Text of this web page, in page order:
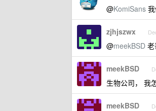
@KomiSans
zjhjszwx
@meekBSD
meekBSD
生物公司， 我
meekBSD